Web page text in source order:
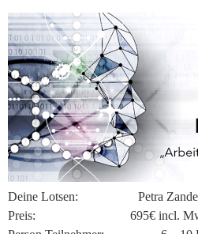
Deine Lotsen: Petra
Preis: 695€ incl. MwSt.